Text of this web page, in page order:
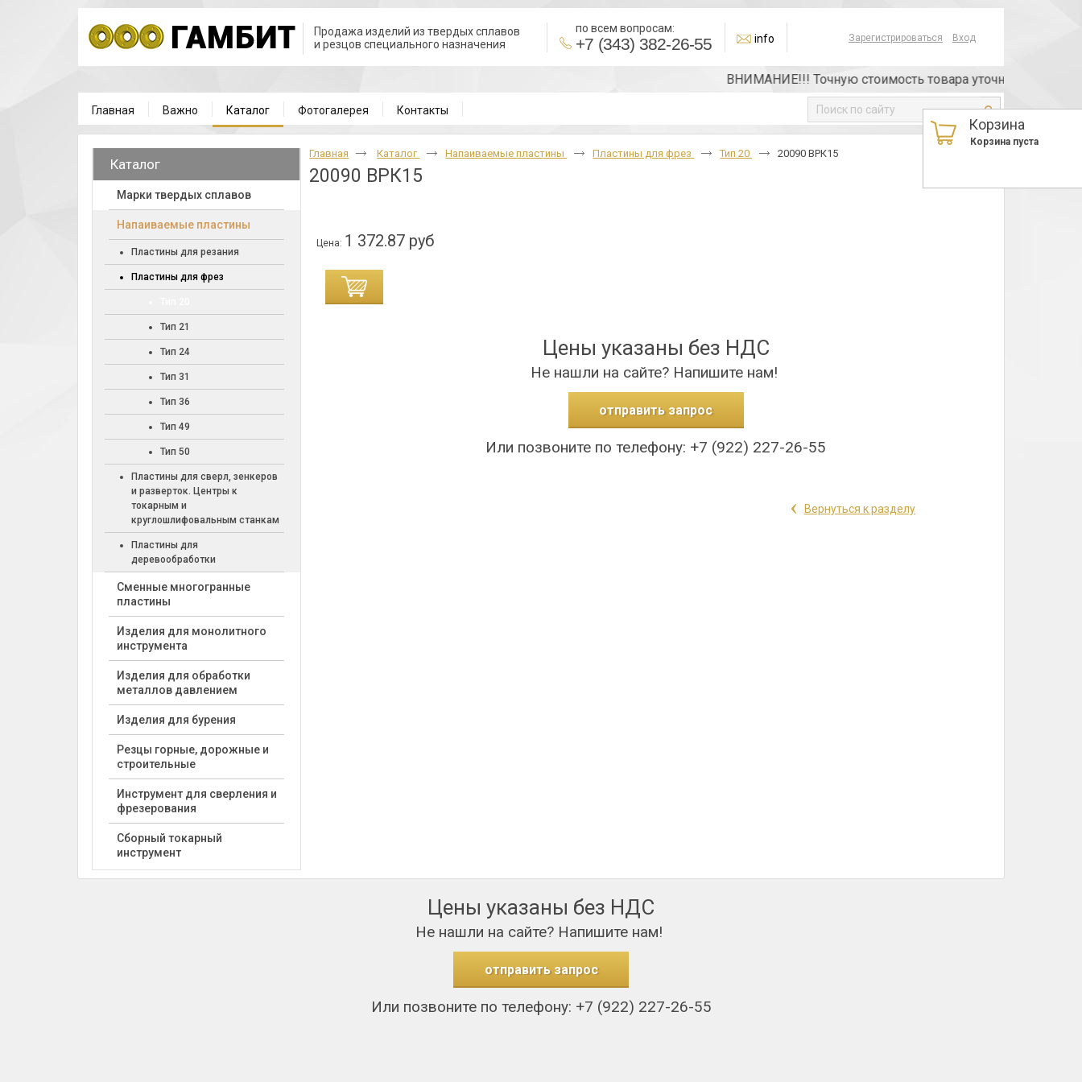
Зарегистрироваться Вход
Продажа изделий из твердых сплавов
и резцов специального назначения
по всем вопросам:
+7 (343) 382-26-55 info
ВНИМАНИЕ!!! Точную стоимость товара уточняйте у
Главная Важно Каталог Фотогалерея Контакты
Корзина
Корзина пуста
Каталог
Марки твердых сплавов
Напаиваемые пластины
Пластины для резания
Пластины для фрез
Тип 21
Тип 24
Тип 31
Тип 36
Тип 49
Тип 50
Пластины для сверл, зенкеров
и разверток. Центры к
токарным и
круглошлифовальным станкам
Пластины для
деревообработки
Cменные многогранные
пластины
Изделия для монолитного
инструмента
Изделия для обработки
металлов давлением
Изделия для бурения
Резцы горные, дорожные и
строительные
Инструмент для сверления и
фрезерования
Сборный токарный
инструмент
Главная Каталог Напаиваемые пластины Пластины для фрез Тип 20 20090 ВРК15
20090 ВРК15
Цена: 1 372.87 руб
Цены указаны без НДС
Не нашли на сайте? Напишите нам!
отправить запрос
Или позвоните по телефону: +7 (922) 227-26-55
‹ Вернуться к разделу
Цены указаны без НДС
Не нашли на сайте? Напишите нам!
отправить запрос
Или позвоните по телефону: +7 (922) 227-26-55